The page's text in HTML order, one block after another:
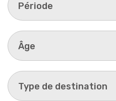
Période
Âge
Type de destination